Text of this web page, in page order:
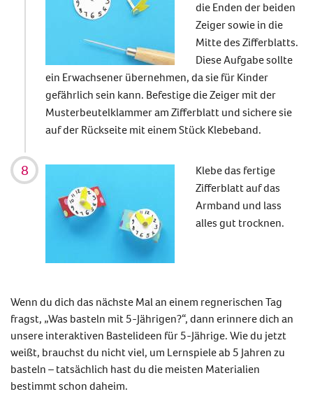
die Enden der beiden
Zeiger sowie in die
Mitte des Zifferblatts.
Diese Aufgabe sollte
ein Erwachsener übernehmen, da sie für Kinder
gefährlich sein kann. Befestige die Zeiger mit der
Musterbeutelklammer am Zifferblatt und sichere sie
auf der Rückseite mit einem Stück Klebeband.
Klebe das fertige
Zifferblatt auf das
Armband und lass
alles gut trocknen.
Wenn du dich das nächste Mal an einem regnerischen Tag
fragst, „Was basteln mit 5-Jährigen?“, dann erinnere dich an
unsere interaktiven Bastelideen für 5-Jährige. Wie du jetzt
weißt, brauchst du nicht viel, um Lernspiele ab 5 Jahren zu
basteln – tatsächlich hast du die meisten Materialien
bestimmt schon daheim.